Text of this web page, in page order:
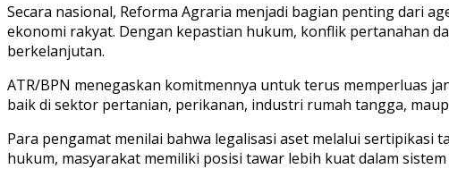
Secara nasional, Reforma Agraria menjadi bagian penting dari
ekonomi rakyat. Dengan kepastian hukum, konflik pertanahan
berkelanjutan.
ATR/BPN menegaskan komitmennya untuk terus memperluas
baik di sektor pertanian, perikanan, industri rumah tangga,
Para pengamat menilai bahwa legalisasi aset melalui
hukum, masyarakat memiliki posisi tawar lebih kuat dalam